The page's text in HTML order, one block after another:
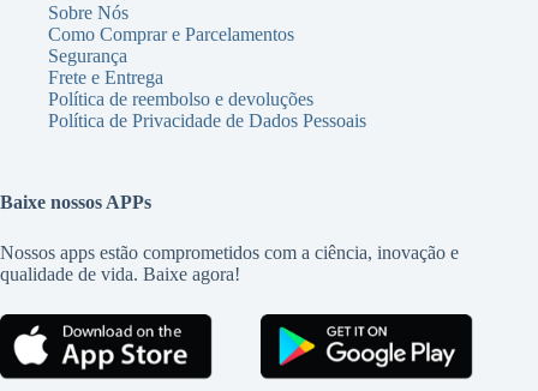
Sobre Nós
Como Comprar e Parcelamentos
Segurança
Frete e Entrega
Política de reembolso e devoluções
Política de Privacidade de Dados Pessoais
Baixe nossos APPs
Nossos apps estão comprometidos com a ciência, inovação e
qualidade de vida. Baixe agora!